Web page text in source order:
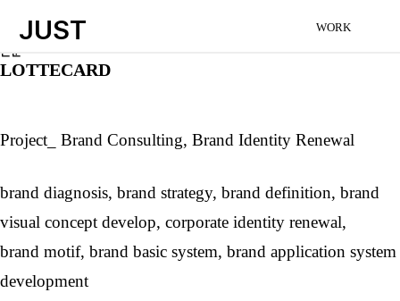
JUST WORK
본문
LOTTECARD
Project_ Brand Consulting, Brand Identity Renewal
brand diagnosis, brand strategy, brand definition, brand
visual concept develop, corporate identity renewal,
brand motif, brand basic system, brand application system
development